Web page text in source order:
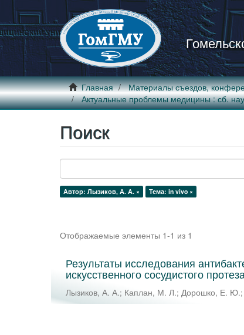
Главная Материалы съездов,
Актуальные проблемы медицины : сб.
Поиск
Автор: Лызиков, А. А. × Тема: in vivo ×
Отображаемые элементы 1-1 из 1
Результаты исследования
искусственного сосудистого
Лызиков, А. А.; Каплан, М. Л.; Дорошко, Е. Ю.;